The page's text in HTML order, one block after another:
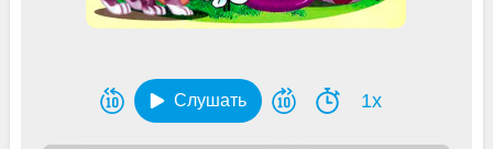
Слушать 1x